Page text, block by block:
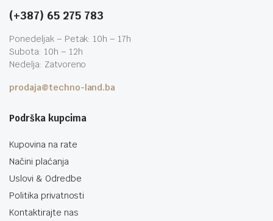
(+387) 65 275 783
Ponedeljak – Petak: 10h – 17h
Subota: 10h – 12h
Nedelja: Zatvoreno
prodaja@techno-land.ba
Podrška kupcima
Kupovina na rate
Načini plaćanja
Uslovi & Odredbe
Politika privatnosti
Kontaktirajte nas